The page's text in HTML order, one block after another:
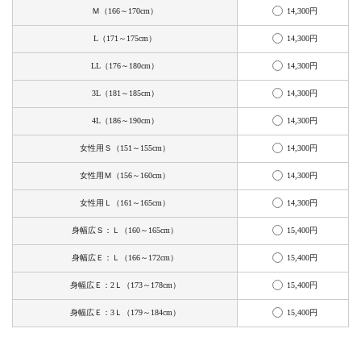
Ｍ（166～170cm） 14,300円
L（171～175cm） 14,300円
LL（176～180cm） 14,300円
3L（181～185cm） 14,300円
4L（186～190cm） 14,300円
女性用Ｓ（151～155cm） 14,300円
女性用Ｍ（156～160cm） 14,300円
女性用Ｌ（161～165cm） 14,300円
身幅広Ｓ：Ｌ（160～165cm） 15,400円
身幅広Ｅ：Ｌ（166～172cm） 15,400円
身幅広Ｅ：2Ｌ（173～178cm） 15,400円
身幅広Ｅ：3Ｌ（179～184cm） 15,400円